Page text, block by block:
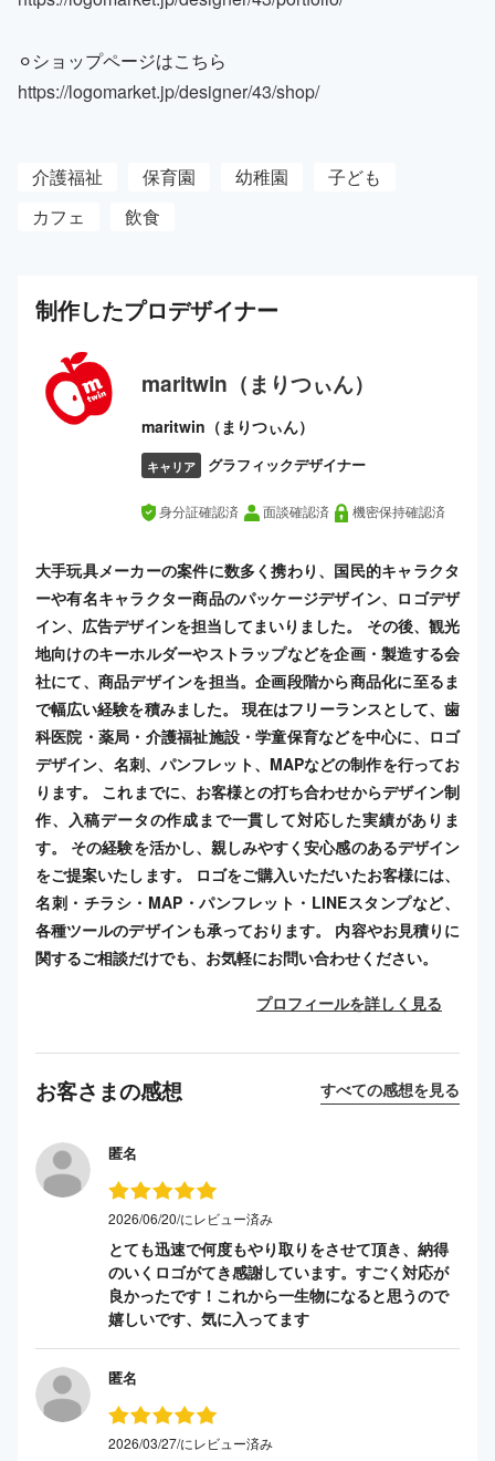
⚪︎ショップページはこちら
https://logomarket.jp/designer/43/shop/
介護福祉 保育園 幼稚園
子ども
カフェ
飲食
制作したプロデザイナー
maritwin（まりつぃん）
maritwin（まりつぃん）
キャリア グラフィックデザイナー
身分証確認済 面談確認済 機密保持確認済
大手玩具メーカーの案件に数多く携わり、国民的キャラクタ
ーや有名キャラクター商品のパッケージデザイン、ロゴデザ
イン、広告デザインを担当してまいりました。 その後、観光
地向けのキーホルダーやストラップなどを企画・製造する会
社にて、商品デザインを担当。企画段階から商品化に至るま
で幅広い経験を積みました。 現在はフリーランスとして、歯
科医院・薬局・介護福祉施設・学童保育などを中心に、ロゴ
デザイン、名刺、パンフレット、MAPなどの制作を行ってお
ります。 これまでに、お客様との打ち合わせからデザイン制
作、入稿データの作成まで一貫して対応した実績がありま
す。 その経験を活かし、親しみやすく安心感のあるデザイン
をご提案いたします。 ロゴをご購入いただいたお客様には、
名刺・チラシ・MAP・パンフレット・LINEスタンプなど、
各種ツールのデザインも承っております。 内容やお見積りに
関するご相談だけでも、お気軽にお問い合わせください。
プロフィールを詳しく見る
お客さまの感想 すべての感想を見る
匿名
2026/06/20/にレビュー済み
とても迅速で何度もやり取りをさせて頂き、納得
のいくロゴがてき感謝しています。すごく対応が
良かったです！これから一生物になると思うので
嬉しいです、気に入ってます
匿名
2026/03/27/にレビュー済み